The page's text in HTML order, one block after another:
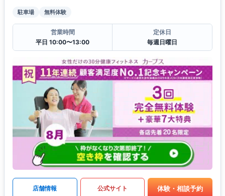
駐車場 無料体験
営業時間
平日 10:00〜13:00
定休日
毎週日曜日
店舗情報 公式サイト 体験・相談予約